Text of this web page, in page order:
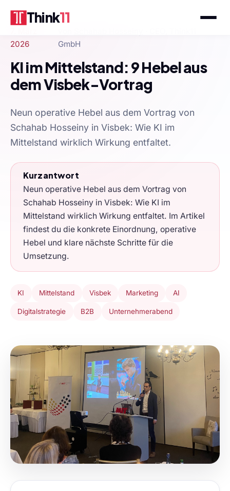
Think11
2026
GmbH
KI im Mittelstand: 9 Hebel aus
dem Visbek-Vortrag
Neun operative Hebel aus dem Vortrag von
Schahab Hosseiny in Visbek: Wie KI im
Mittelstand wirklich Wirkung entfaltet.
Kurzantwort
Neun operative Hebel aus dem Vortrag von
Schahab Hosseiny in Visbek: Wie KI im
Mittelstand wirklich Wirkung entfaltet. Im Artikel
findest du die konkrete Einordnung, operative
Hebel und klare nächste Schritte für die
Umsetzung.
KI Mittelstand Visbek Marketing AI
Digitalstrategie B2B Unternehmerabend